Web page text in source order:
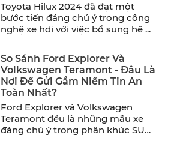
Toyota Hilux 2024 đã đạt một
bước tiến đáng chú ý trong công
nghệ xe hơi với việc bổ sung hệ ...
So Sánh Ford Explorer Và
Volkswagen Teramont - Đâu Là
Nơi Để Gửi Gắm Niềm Tin An
Toàn Nhất?
Ford Explorer và Volkswagen
Teramont đều là những mẫu xe
đáng chú ý trong phân khúc SUV